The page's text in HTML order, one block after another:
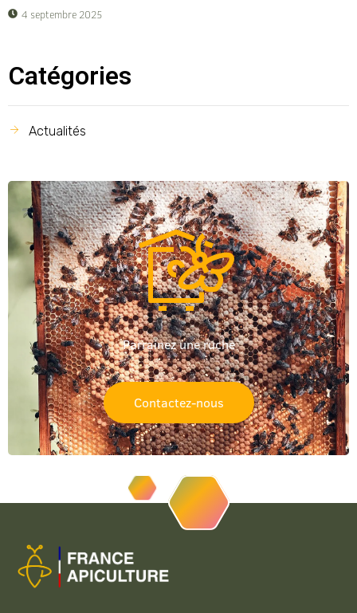
4 septembre 2025
Catégories
Actualités
Parrainez une ruche
Contactez-nous